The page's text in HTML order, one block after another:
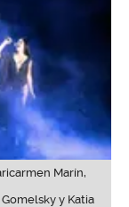
Marín,
y Katia